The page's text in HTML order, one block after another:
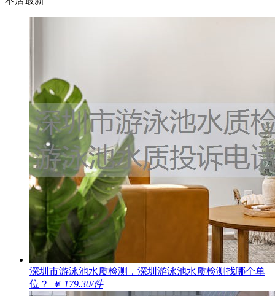
深圳市游泳池水质检测，深圳游泳池水质检测找哪个单
位？
￥ 179.30/件